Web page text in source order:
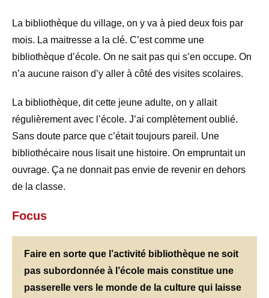
La bibliothèque du village, on y va à pied deux fois par
mois. La maitresse a la clé. C’est comme une
bibliothèque d’école. On ne sait pas qui s’en occupe. On
n’a aucune raison d’y aller à côté des visites scolaires.
La bibliothèque, dit cette jeune adulte, on y allait
régulièrement avec l’école. J’ai complètement oublié.
Sans doute parce que c’était toujours pareil. Une
bibliothécaire nous lisait une histoire. On empruntait un
ouvrage. Ça ne donnait pas envie de revenir en dehors
de la classe.
Focus
Faire en sorte que l’activité bibliothèque ne soit
pas subordonnée à l’école mais constitue une
passerelle vers le monde de la culture qui laisse